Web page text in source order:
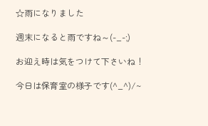
e
b
o
ok
☆雨になりました
週末になると雨ですね～(-_-;)
お迎え時は気をつけて下さいね！
今日は保育室の様子です(^_^)/~